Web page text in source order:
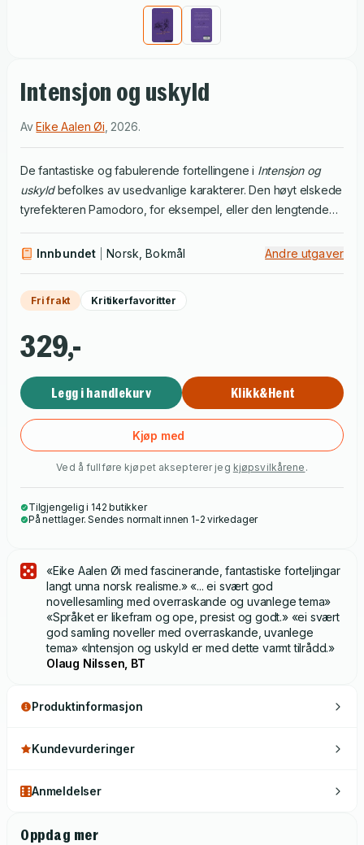
Intensjon og uskyld
AvEike Aalen Øi 2026.
De fantastiske og fabulerende fortellingene i Intensjon og
uskyldbefolkes av usedvanlige karakterer. Den høyt elskede
tyrefekteren Pamodoro, for eksempel, eller den lengtende
bestemmer seg for å grave verdens dypeste hull. De syv
over noe som er gått tapt, og sier slik noe vesentlig om hvilke
fortellinger vi trenger i livene våre, som enkeltindivider og
Innbundet Norsk, Bokmål Andre utgaver
Fri frakt Kritikerfavoritter
329,-
Legg i handlekurv Klikk&Hent
Kjøp med
Ved å fullføre kjøpet aksepterer jeg kjøpsvilkårene .
Tilgjengelig i 142 butikker
På nettlager. Sendes normalt innen 1-2 virkedager
«Eike Aalen Øi med fascinerande, fantastiske forteljingar
langt unna norsk realisme.» «... ei svært god
novellesamling med overraskande og uvanlege tema»
«Språket er likefram og ope, presist og godt.» «ei svært
god samling noveller med overraskande, uvanlege
tema» «Intensjon og uskyld er med dette varmt tilrådd.»
Olaug Nilssen, BT
Produktinformasjon
Kundevurderinger
Anmeldelser
Oppdag mer